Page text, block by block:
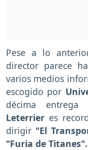
Pese a lo
director parece
varios medios
escogido por
décima
Leterrier es
dirigir "El
"Furia de Titanes".